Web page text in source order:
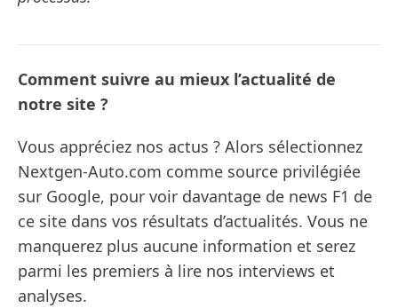
Comment suivre au mieux l’actualité de
notre site ?
Vous appréciez nos actus ? Alors sélectionnez
Nextgen-Auto.com comme source privilégiée
sur Google, pour voir davantage de news F1 de
ce site dans vos résultats d’actualités. Vous ne
manquerez plus aucune information et serez
parmi les premiers à lire nos interviews et
analyses.